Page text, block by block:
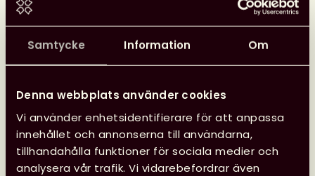
Samtycke Information Om
Denna webbplats använder cookies
Vi använder enhetsidentifierare för att anpassa
innehållet och annonserna till användarna,
tillhandahålla funktioner för sociala medier och
analysera vår trafik. Vi vidarebefordrar även
Glad sommar önskar kansliet
Kansliet har sommarstängt 29 juni–10 augusti, vilket
innebär att vi inte svarar på e-post eller i telefon.